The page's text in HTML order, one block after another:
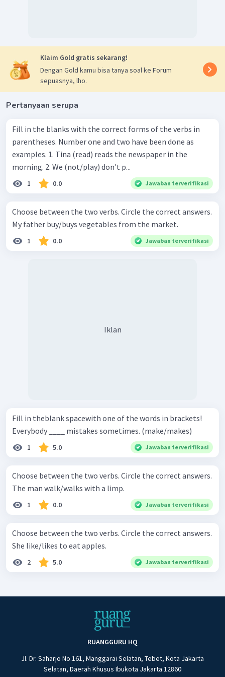
Klaim Gold gratis sekarang!
Dengan Gold kamu bisa tanya soal ke Forum
sepuasnya, lho.
Pertanyaan serupa
Fill in the blanks with the correct forms of the verbs in
parentheses. Number one and two have been done as
examples. 1. Tina (read) reads the newspaper in the
morning. 2. We (not/play) don't p...
1 0.0 Jawaban terverifikasi
Choose between the two verbs. Circle the correct answers.
My father buy/buys vegetables from the market.
1 0.0 Jawaban terverifikasi
Iklan
Fill in theblank spacewith one of the words in brackets!
Everybody ____ mistakes sometimes. (make/makes)
1 5.0 Jawaban terverifikasi
Choose between the two verbs. Circle the correct answers.
The man walk/walks with a limp.
1 0.0 Jawaban terverifikasi
Choose between the two verbs. Circle the correct answers.
She like/likes to eat apples.
2 5.0 Jawaban terverifikasi
RUANGGURU HQ
Jl. Dr. Saharjo No.161, Manggarai Selatan, Tebet, Kota Jakarta
Selatan, Daerah Khusus Ibukota Jakarta 12860